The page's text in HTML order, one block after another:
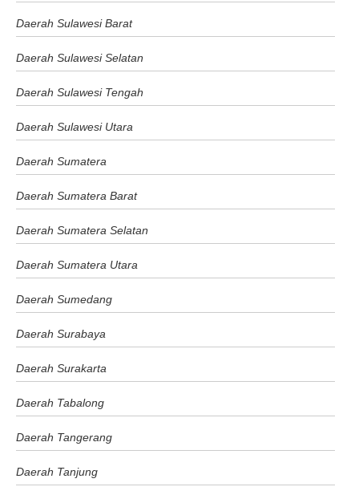
Daerah Sulawesi Barat
Daerah Sulawesi Selatan
Daerah Sulawesi Tengah
Daerah Sulawesi Utara
Daerah Sumatera
Daerah Sumatera Barat
Daerah Sumatera Selatan
Daerah Sumatera Utara
Daerah Sumedang
Daerah Surabaya
Daerah Surakarta
Daerah Tabalong
Daerah Tangerang
Daerah Tanjung